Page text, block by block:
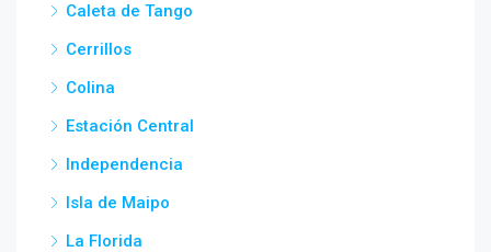
Caleta de Tango
Cerrillos
Colina
Estación Central
Independencia
Isla de Maipo
La Florida